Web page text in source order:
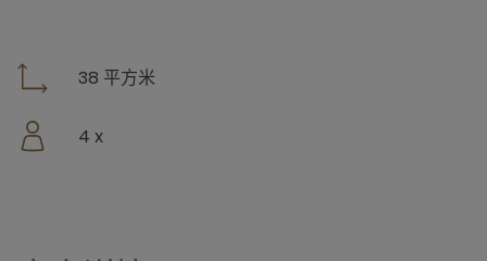
38 平方米
4 x